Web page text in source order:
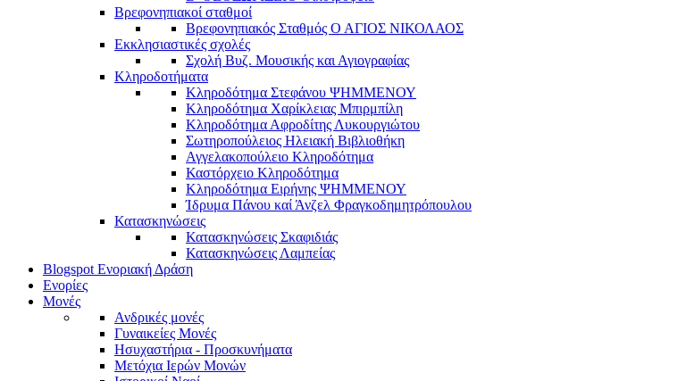
Βρεφονηπιακοί σταθμοί
Βρεφονηπιακός Σταθμός Ο ΑΓΙΟΣ ΝΙΚΟΛΑΟΣ
Εκκλησιαστικές σχολές
Σχολή Βυζ. Μουσικής και Αγιογραφίας
Κληροδοτήματα
Κληροδότημα Στεφάνου ΨΗΜΜΕΝΟΥ
Κληροδότημα Χαρίκλειας Μπιρμπίλη
Κληροδότημα Αφροδίτης Λυκουργιώτου
Σωτηροπούλειος Ηλειακή Βιβλιοθήκη
Αγγελακοπούλειο Κληροδότημα
Καστόρχειο Κληροδότημα
Κληροδότημα Ειρήνης ΨΗΜΜΕΝΟΥ
Ίδρυμα Πάνου καί Άνζελ Φραγκοδημητρόπουλου
Κατασκηνώσεις
Κατασκηνώσεις Σκαφιδιάς
Κατασκηνώσεις Λαμπείας
Blogspot Ενοριακή Δράση
Ενορίες
Μονές
Ανδρικές μονές
Γυναικείες Μονές
Ησυχαστήρια - Προσκυνήματα
Μετόχια Ιερών Μονών